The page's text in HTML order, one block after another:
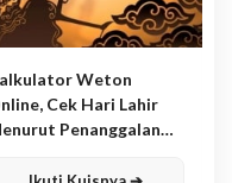
Weton
Cek Hari Lahir
Penanggalan